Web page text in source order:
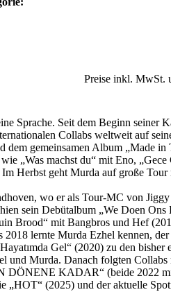
Preise inkl. MwSt.
Sprache. Seit dem Beginn seiner
Collabs weltweit auf
dem gemeinsamen Album „Made
„Was machst du“ mit Eno,
Im Herbst geht Murda auf große
wo er als Tour-MC von
sein Debütalbum „We Doen
Brood“ mit Bangbros und Hef
lernte Murda Ezhel kennen,
Gel“ (2020) zu den
und Murda. Danach folgten
DÖNENE KADAR“ (beide 2022
„HOT“ (2025) und der aktuelle